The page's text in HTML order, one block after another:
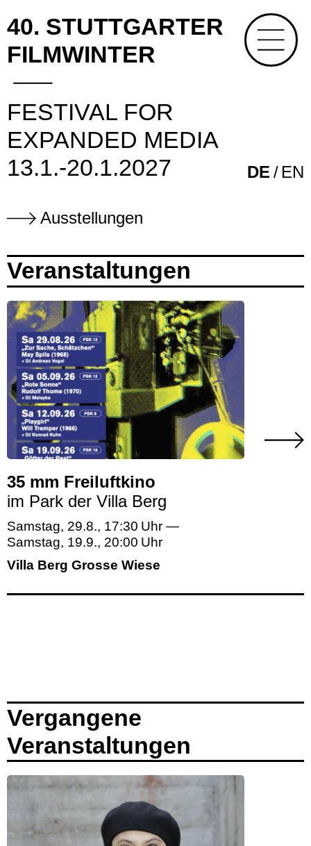
40. STUTTGARTER
FILMWINTER
FESTIVAL FOR
EXPANDED MEDIA
13.1.-20.1.2027
DE EN
Ausstellungen
Veranstaltungen
35 mm Freiluftkino
im Park der Villa Berg
Samstag, 29.8., 17:30
—
Samstag, 19.9., 20:00
Villa Berg Grosse Wiese
Vergangene
Veranstaltungen
schon vorbei